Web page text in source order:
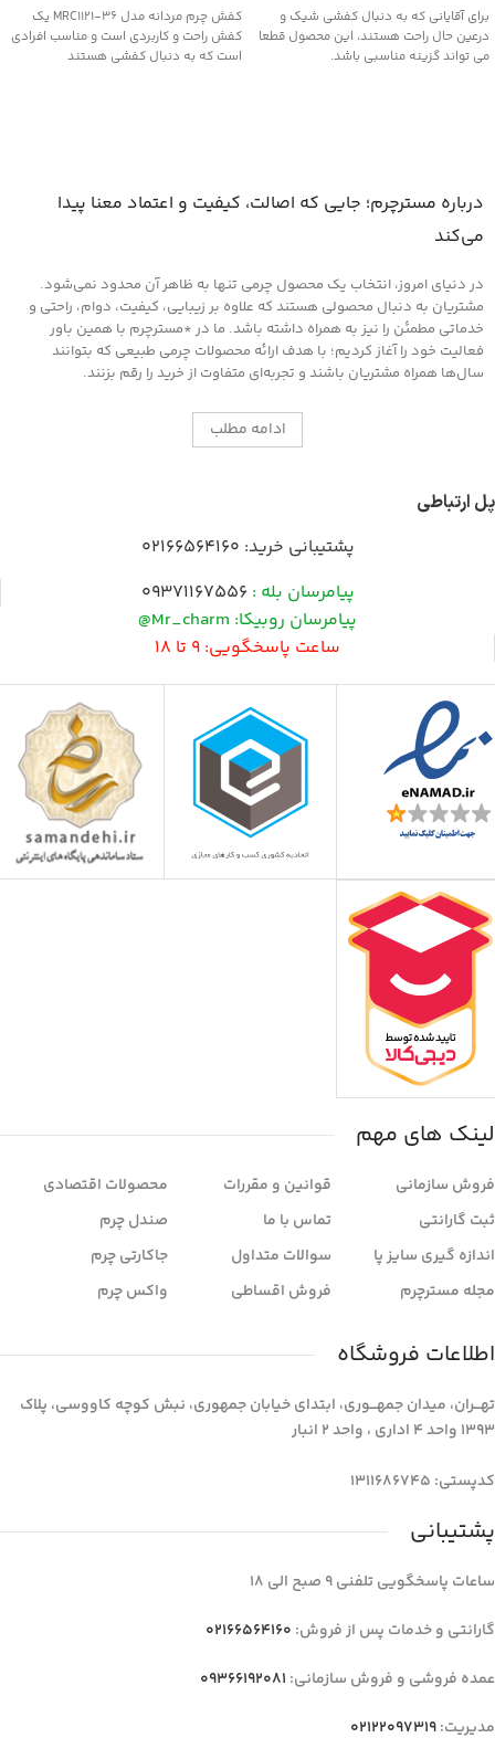
برای آقایانی که به دنبال کفشی شیک و
درعین حال راحت هستند، این محصول قطعا
می تواند گزینه مناسبی باشد.
کفش چرم مردانه مدل MRC1121-36 یک
کفش راحت و کاربردی است و مناسب افرادی
است که به دنبال کفشی هستند
درباره مسترچرم؛ جایی که اصالت، کیفیت و اعتماد معنا پیدا
می‌کند
در دنیای امروز، انتخاب یک محصول چرمی تنها به ظاهر آن محدود نمی‌شود.
مشتریان به دنبال محصولی هستند که علاوه بر زیبایی، کیفیت، دوام، راحتی و
خدماتی مطمئن را نیز به همراه داشته باشد. ما در *مسترچرم با همین باور
فعالیت خود را آغاز کردیم؛ با هدف ارائه محصولات چرمی طبیعی که بتوانند
سال‌ها همراه مشتریان باشند و تجربه‌ای متفاوت از خرید را رقم بزنند.
ادامه مطلب
پل ارتباطی
پشتیبانی خرید: 02166564160
پیامرسان بله : 09371167556
پیامرسان روبیکا: Mr_charm@
ساعت پاسخگویی: 9 تا 18
لینک های مهم
فروش سازمانی
ثبت گارانتی
اندازه گیری سایز پا
مجله مسترچرم
قوانین و مقررات
تماس با ما
سوالات متداول
فروش اقساطی
محصولات اقتصادی
صندل چرم
جاکارتی چرم
واکس چرم
اطلاعات فروشگاه
تهـــران، میدان جمهـــوری، ابتدای خیابان جمهوری، نبش کوچه کاووسی، پلاک
1393 واحد 4 اداری ، واحد 2 انبار
کدپستی: 1311686745
پشتیبانی
ساعات پاسخگویی تلفنی 9 صبح الی 18
گارانتی و خدمات پس از فروش: 02166564160
عمده فروشی و فروش سازمانی: 09366192081
مدیریت:02122097319